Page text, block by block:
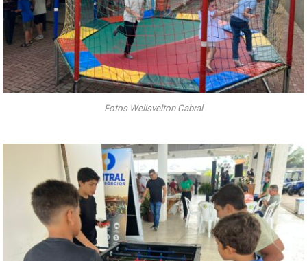
Fotos Welisvelton Cabral